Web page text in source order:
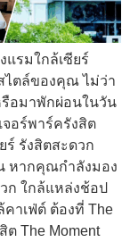
แรมใกล้เซียร์
ไตล์ของคุณ ไม่ว่า
อมาพักผ่อนในวัน
จอร์พาร์ครังสิต
ร์ รังสิตสะดวก
หากคุณกำลังมอง
ก ใกล้แหล่งช้อป
าเฟ่ต์ ต้องที่ The
ต The Moment